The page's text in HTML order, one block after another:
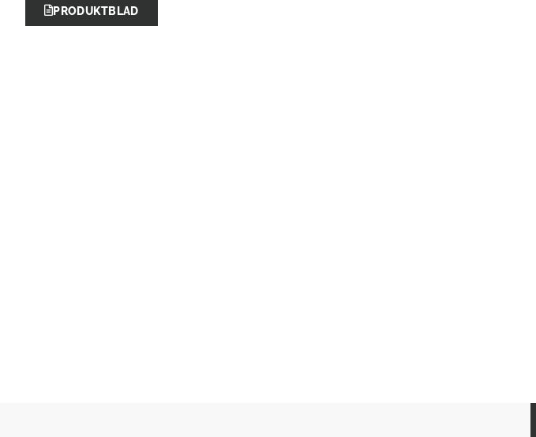
PRODUKTBLAD